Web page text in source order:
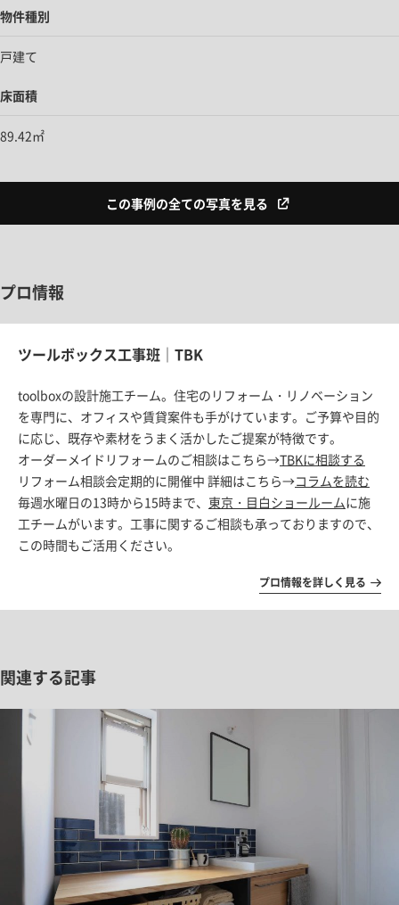
物件種別
戸建て
床面積
89.42㎡
この事例の全ての写真を見る
プロ情報
ツールボックス工事班｜TBK
toolboxの設計施工チーム。住宅のリフォーム・リノベーション
を専門に、オフィスや賃貸案件も手がけています。ご予算や目的
に応じ、既存や素材をうまく活かしたご提案が特徴です。
オーダーメイドリフォームのご相談はこちら→TBKに相談する
リフォーム相談会定期的に開催中 詳細はこちら→コラムを読む
毎週水曜日の13時から15時まで、 東京・目白ショールームに施
工チームがいます。工事に関するご相談も承っておりますので、
この時間もご活用ください。
プロ情報を詳しく見る
関連する記事